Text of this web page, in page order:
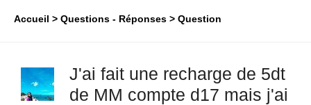
Accueil Questions - Réponses Question
J'ai fait une recharge de 5dt
de MM compte d17 mais j'ai